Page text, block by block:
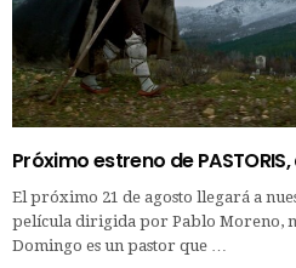
Próximo estreno de
El próximo 21 de agosto llegará a
película dirigida por Pablo Moreno,
Domingo es un pastor que …